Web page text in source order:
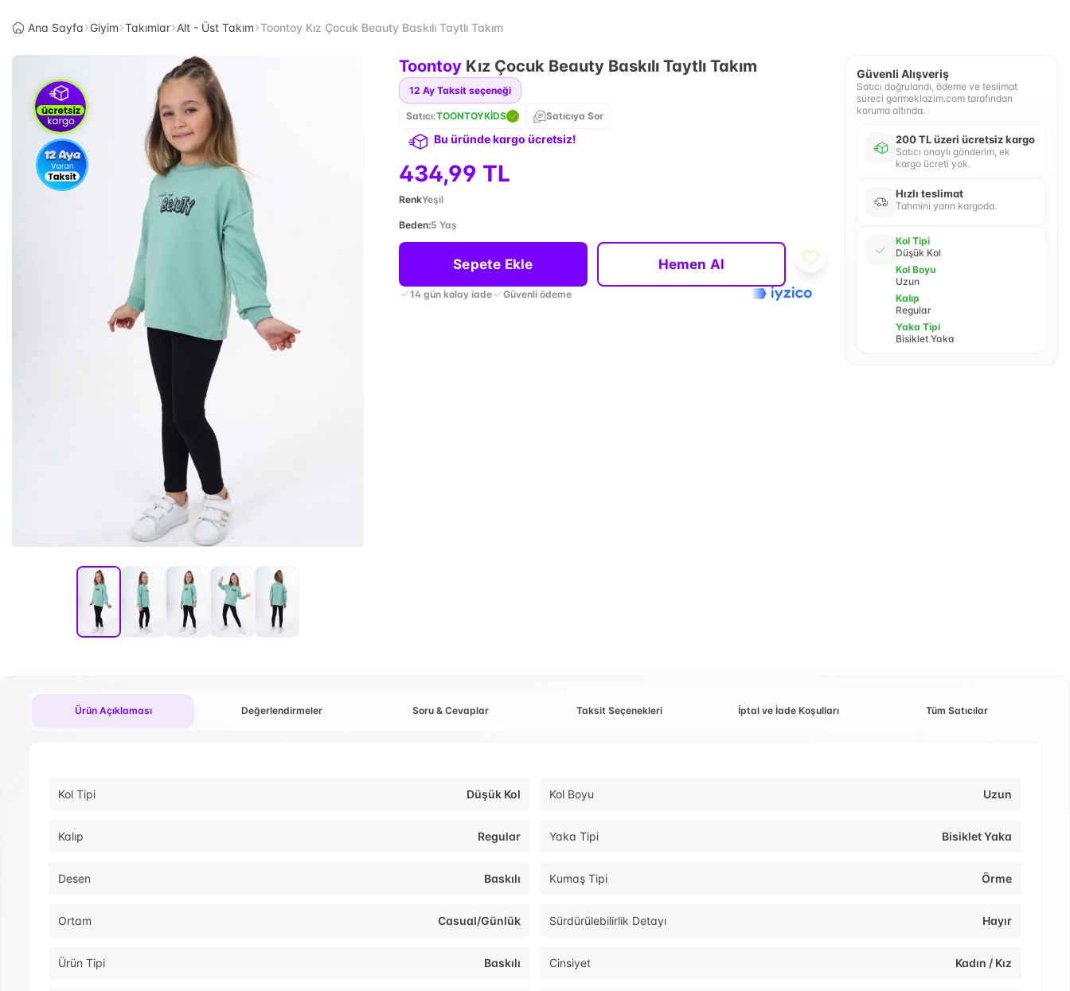
Ana Sayfa Giyim Takımlar Alt - Üst Takım Toontoy Kız Çocuk Beauty Baskılı Taytlı Takım
Toontoy Kız Çocuk Beauty Baskılı Taytlı Takım
12 Ay Taksit seçeneği
Satıcı:TOONTOYKİDS Satıcıya Sor
Bu üründe kargo ücretsiz!
434,99 TL
RenkYeşil
Beden:5 Yaş
Sepete Ekle Hemen Al
14 gün kolay iade Güvenli ödeme
Güvenli Alışveriş
Satıcı doğrulandı, ödeme ve teslimat
süreci gormeklazim.com tarafından
koruma altında.
200 TL üzeri ücretsiz kargo
Satıcı onaylı gönderim, ek
kargo ücreti yok.
Hızlı teslimat
Tahmini yarın kargoda.
Kol Tipi
Düşük Kol
Kol Boyu
Uzun
Kalıp
Regular
Yaka Tipi
Bisiklet Yaka
Ürün Açıklaması Değerlendirmeler Soru & Cevaplar Taksit Seçenekleri İptal ve İade Koşulları Tüm Satıcılar
Kol Tipi Düşük Kol Kol Boyu Uzun
Kalıp Regular Yaka Tipi Bisiklet Yaka
Desen Baskılı Kumaş Tipi Örme
Ortam Casual/Günlük Sürdürülebilirlik Detayı Hayır
Ürün Tipi Baskılı Cinsiyet Kadın / Kız